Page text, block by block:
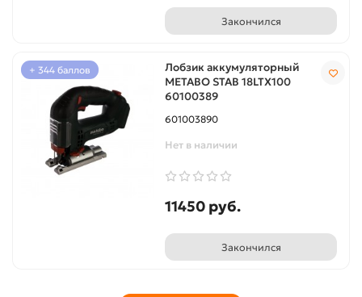
Закончился
+ 344 баллов
Лобзик аккумуляторный
METABO STAB 18LTX100
60100389
601003890
Нет в наличии
11450 руб.
Закончился